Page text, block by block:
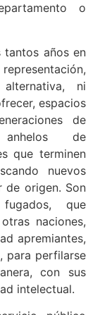
o
tantos años en
ni
espacios
de
de
que terminen
nuevos
de origen. Son
que
naciones,
apremiantes,
para perfilarse
con sus
intelectual.